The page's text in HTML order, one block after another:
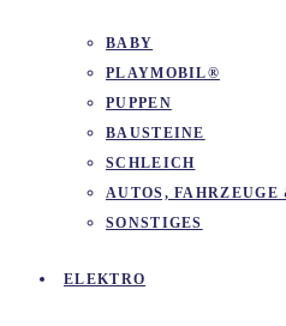
BABY
PLAYMOBIL®
PUPPEN
BAUSTEINE
SCHLEICH
AUTOS,
SONSTIGES
ELEKTRO